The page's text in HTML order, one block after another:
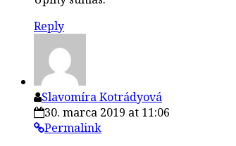
Reply
Slavomíra Kotrádyová
30. marca 2019 at 11:06
Permalink